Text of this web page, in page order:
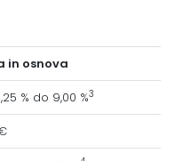
in osnova
% do 9,00 %3